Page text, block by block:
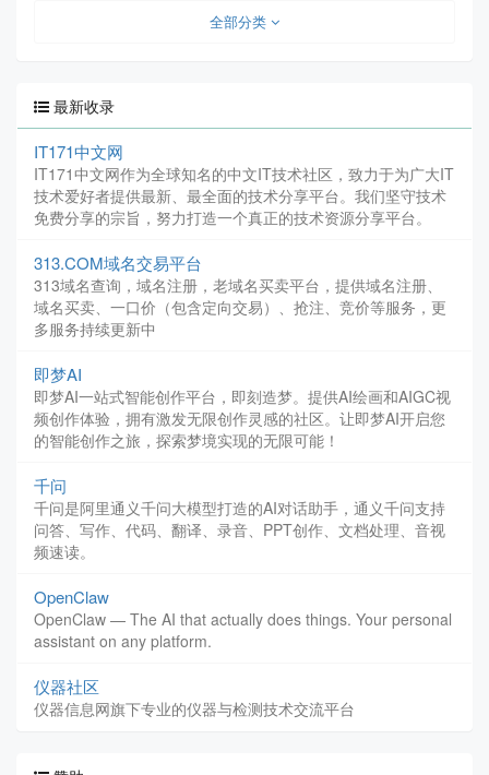
全部分类
最新收录
IT171中文网
IT171中文网作为全球知名的中文IT技术社区，致力于为广大IT
技术爱好者提供最新、最全面的技术分享平台。我们坚守技术
免费分享的宗旨，努力打造一个真正的技术资源分享平台。
313.COM域名交易平台
313域名查询，域名注册，老域名买卖平台，提供域名注册、
域名买卖、一口价（包含定向交易）、抢注、竞价等服务，更
多服务持续更新中
即梦AI
即梦AI一站式智能创作平台，即刻造梦。提供AI绘画和AIGC视
频创作体验，拥有激发无限创作灵感的社区。让即梦AI开启您
的智能创作之旅，探索梦境实现的无限可能！
千问
千问是阿里通义千问大模型打造的AI对话助手，通义千问支持
问答、写作、代码、翻译、录音、PPT创作、文档处理、音视
频速读。
OpenClaw
OpenClaw — The AI that actually does things. Your personal
assistant on any platform.
仪器社区
仪器信息网旗下专业的仪器与检测技术交流平台